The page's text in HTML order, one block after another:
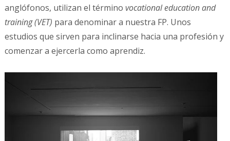
anglófonos, utilizan el término vocational education and
training (VET) para denominar a nuestra FP. Unos
estudios que sirven para inclinarse hacia una profesión y
comenzar a ejercerla como aprendiz.